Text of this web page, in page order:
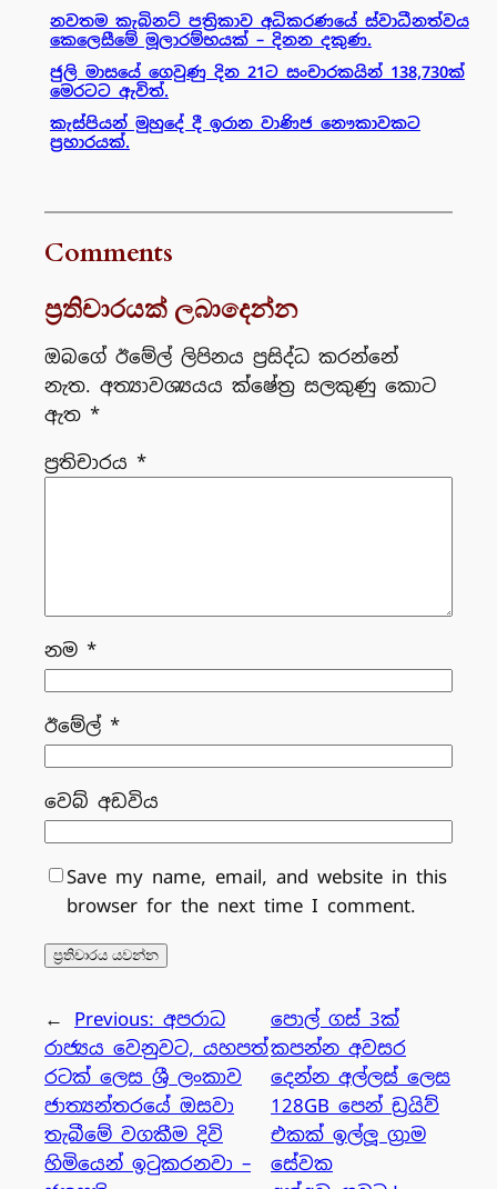
නවතම කැබිනට් පත්‍රිකාව අධිකරණයේ ස්වාධීනත්වය
කෙලෙසීමේ මූලාරම්භයක් – දිනන දකුණ.
ජුලි මාසයේ ගෙවුණු දින 21ට සංචාරකයින් 138,730ක්
මෙරටට ඇවිත්.
කැස්පියන් මුහුදේ දී ඉරාන වාණිජ නෞකාවකට
ප්‍රහාරයක්.
Comments
ප්‍රතිචාරයක් ලබාදෙන්න
ඔබගේ ඊමේල් ලිපිනය ප්‍රසිද්ධ කරන්නේ
නැත. අත්‍යාවශ්‍යයය ක්ෂේත්‍ර සලකුණු කොට
ඇත *
ප්‍රතිචාරය *
නම *
ඊමේල් *
වෙබ් අඩවිය
Save my name, email, and website in this
browser for the next time I comment.
← Previous: අපරාධ
රාජ්‍යය වෙනුවට, යහපත්
රටක් ලෙස ශ්‍රී ලංකාව
ජාත්‍යන්තරයේ ඔසවා
තැබීමේ වගකීම දිවි
හිමියෙන් ඉටුකරනවා –
පොල් ගස් 3ක්
කපන්න අවසර
දෙන්න අල්ලස් ලෙස
128GB පෙන් ඩ්‍රයිව්
එකක් ඉල්ලූ ග්‍රාම
සේවක